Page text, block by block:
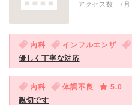
アクセス数 7月:
内科 インフルエンザ
優しく丁寧な対応
内科 体調不良
5.0
親切です